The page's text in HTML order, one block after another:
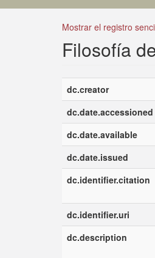
Mostrar el registro
Filosofía
dc.creator
dc.date.accessioned
dc.date.available
dc.date.issued
dc.identifier.citation
dc.identifier.uri
dc.description